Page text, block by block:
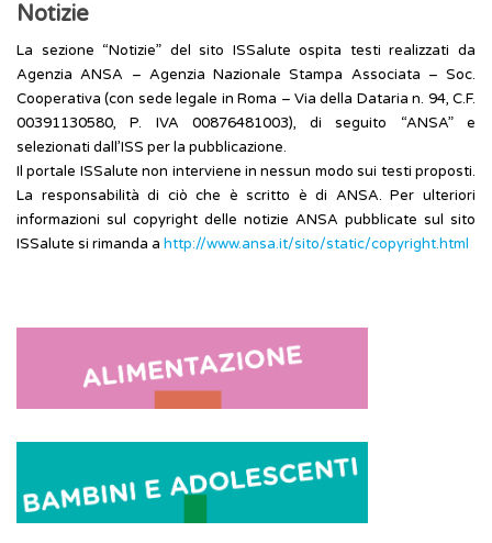
Notizie
La sezione “Notizie” del sito ISSalute ospita testi realizzati da
Agenzia ANSA – Agenzia Nazionale Stampa Associata – Soc.
Cooperativa (con sede legale in Roma – Via della Dataria n. 94, C.F.
00391130580, P. IVA 00876481003), di seguito “ANSA” e
selezionati dall’ISS per la pubblicazione.
Il portale ISSalute non interviene in nessun modo sui testi proposti.
La responsabilità di ciò che è scritto è di ANSA. Per ulteriori
informazioni sul copyright delle notizie ANSA pubblicate sul sito
ISSalute si rimanda a http://www.ansa.it/sito/static/copyright.html